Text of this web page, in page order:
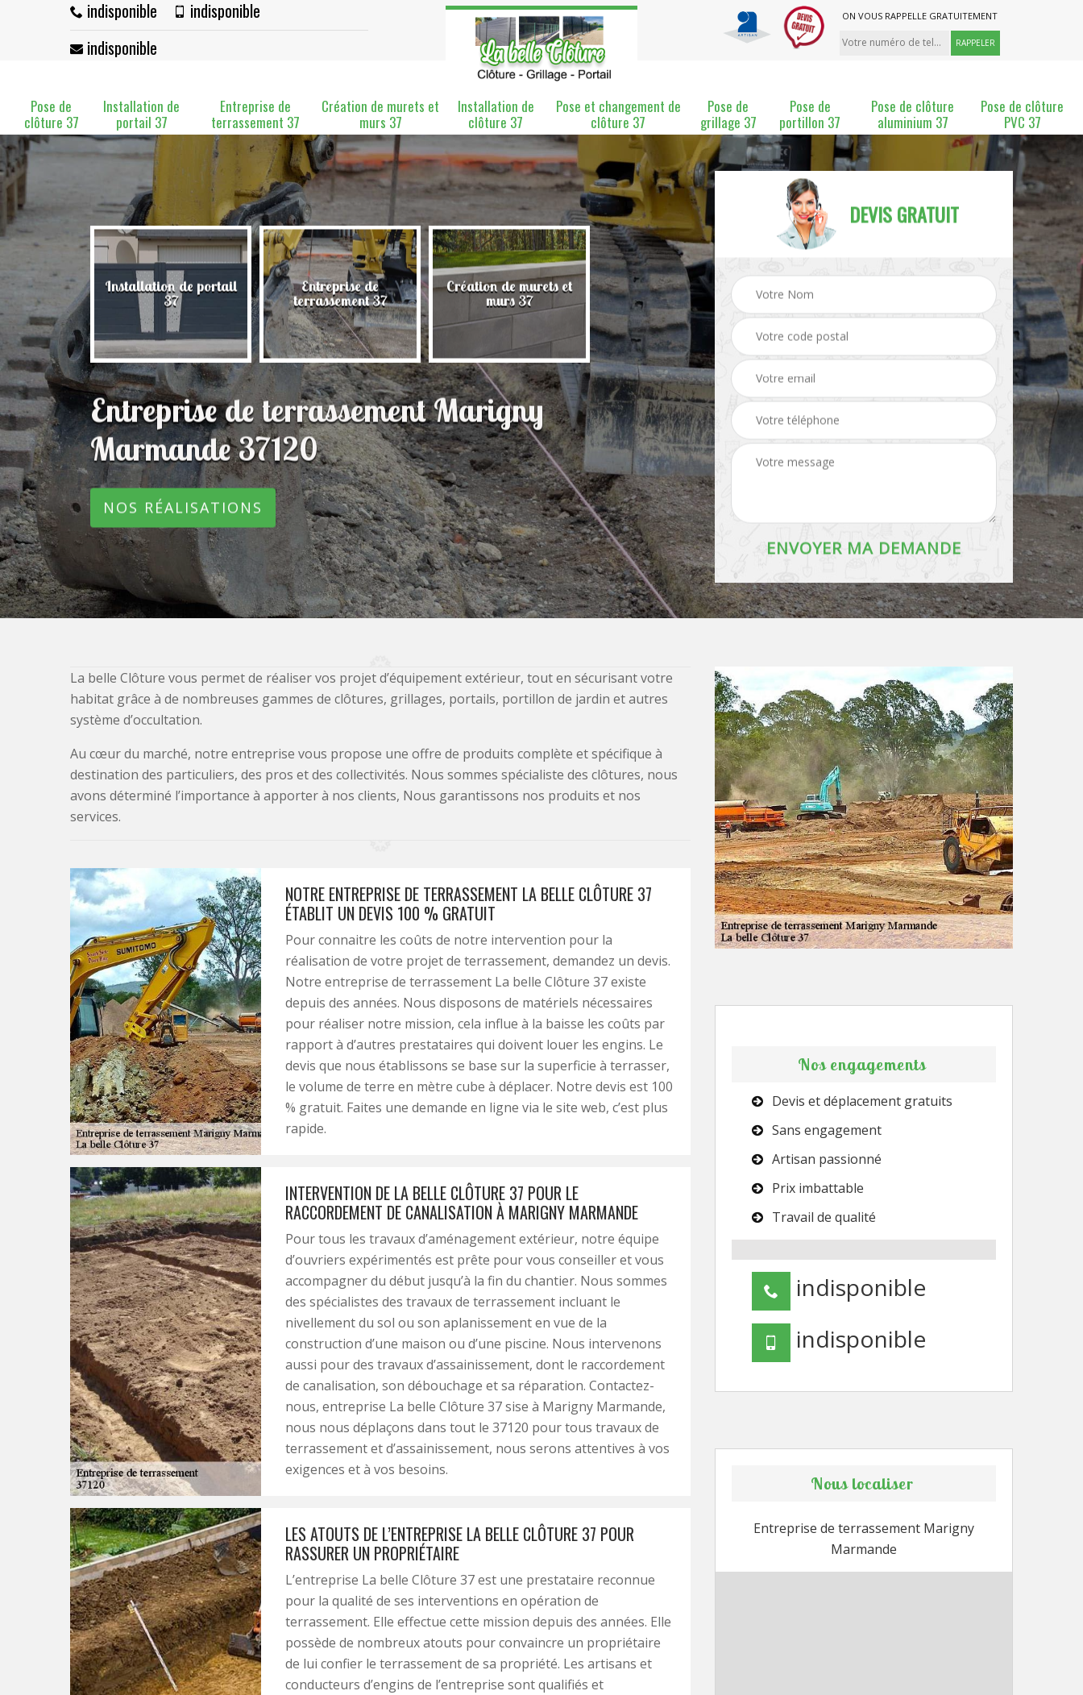
indisponible
indisponible
indisponible
ON VOUS RAPPELLE GRATUITEMENT
Pose de
clôture 37
Installation de
portail 37
Entreprise de
terrassement 37
Création de murets et
murs 37
Installation de
clôture 37
Pose et changement de
clôture 37
Pose de
grillage 37
Pose de
portillon 37
Pose de clôture
aluminium 37
Pose de clôture
PVC 37
37 Installation de portail
37
Entreprise de
terrassement 37
Création de murets et
murs 37
Installation de clôture
37
Pose et changement de Pose de grillage 37
Entreprise de terrassement Marigny
Marmande 37120
NOS RÉALISATIONS
DEVIS GRATUIT
La belle Clôture vous permet de réaliser vos projet d’équipement extérieur, tout en sécurisant votre
habitat grâce à de nombreuses gammes de clôtures, grillages, portails, portillon de jardin et autres
système d’occultation.
Au cœur du marché, notre entreprise vous propose une offre de produits complète et spécifique à
destination des particuliers, des pros et des collectivités. Nous sommes spécialiste des clôtures, nous
avons déterminé l’importance à apporter à nos clients, Nous garantissons nos produits et nos
services.
NOTRE ENTREPRISE DE TERRASSEMENT LA BELLE CLÔTURE 37
ÉTABLIT UN DEVIS 100 % GRATUIT
Pour connaitre les coûts de notre intervention pour la
réalisation de votre projet de terrassement, demandez un devis.
Notre entreprise de terrassement La belle Clôture 37 existe
depuis des années. Nous disposons de matériels nécessaires
pour réaliser notre mission, cela influe à la baisse les coûts par
rapport à d’autres prestataires qui doivent louer les engins. Le
devis que nous établissons se base sur la superficie à terrasser,
le volume de terre en mètre cube à déplacer. Notre devis est 100
% gratuit. Faites une demande en ligne via le site web, c’est plus
rapide.
INTERVENTION DE LA BELLE CLÔTURE 37 POUR LE
RACCORDEMENT DE CANALISATION À MARIGNY MARMANDE
Pour tous les travaux d’aménagement extérieur, notre équipe
d’ouvriers expérimentés est prête pour vous conseiller et vous
accompagner du début jusqu’à la fin du chantier. Nous sommes
des spécialistes des travaux de terrassement incluant le
nivellement du sol ou son aplanissement en vue de la
construction d’une maison ou d’une piscine. Nous intervenons
aussi pour des travaux d’assainissement, dont le raccordement
de canalisation, son débouchage et sa réparation. Contactez-
nous, entreprise La belle Clôture 37 sise à Marigny Marmande,
nous nous déplaçons dans tout le 37120 pour tous travaux de
terrassement et d’assainissement, nous serons attentives à vos
exigences et à vos besoins.
LES ATOUTS DE L’ENTREPRISE LA BELLE CLÔTURE 37 POUR
RASSURER UN PROPRIÉTAIRE
L’entreprise La belle Clôture 37 est une prestataire reconnue
pour la qualité de ses interventions en opération de
terrassement. Elle effectue cette mission depuis des années. Elle
possède de nombreux atouts pour convaincre un propriétaire
de lui confier le terrassement de sa propriété. Les artisans et
conducteurs d’engins de l’entreprise sont qualifiés et
Nos engagements
Devis et déplacement gratuits
Sans engagement
Artisan passionné
Prix imbattable
Travail de qualité
indisponible
indisponible
Nous localiser
Entreprise de terrassement Marigny
Marmande